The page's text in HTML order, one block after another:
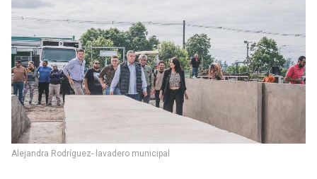
Alejandra Rodríguez- lavadero municipal